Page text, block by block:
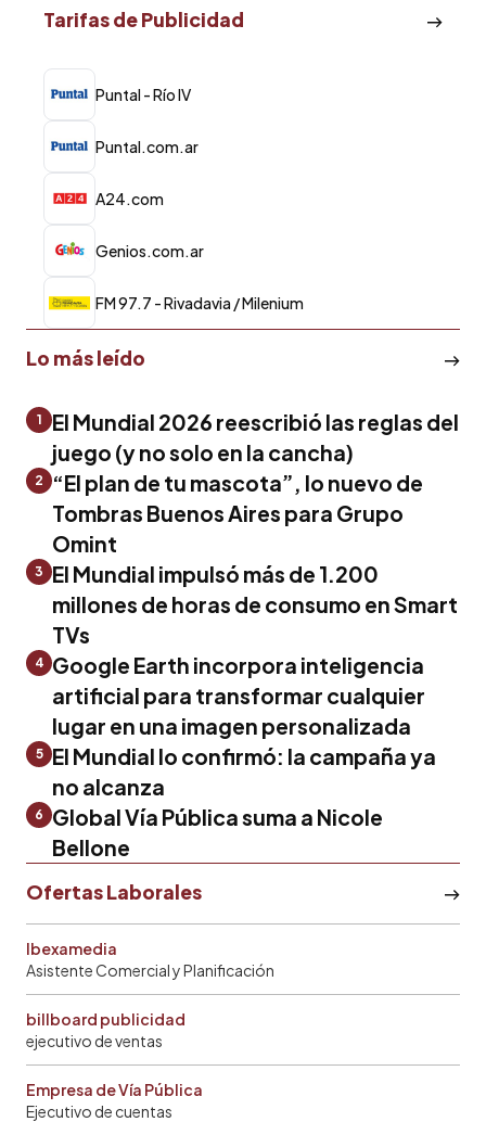
Tarifas de Publicidad
Puntal - Río IV
Puntal.com.ar
A24.com
Genios.com.ar
FM 97.7 - Rivadavia / Milenium
Lo más leído
1
El Mundial 2026 reescribió las reglas del
juego (y no solo en la cancha)
2
“El plan de tu mascota”, lo nuevo de
Tombras Buenos Aires para Grupo
Omint
3
El Mundial impulsó más de 1.200
millones de horas de consumo en Smart
TVs
4 Google Earth incorpora inteligencia
artificial para transformar cualquier
lugar en una imagen personalizada
5
El Mundial lo confirmó: la campaña ya
no alcanza
6
Global Vía Pública suma a Nicole
Bellone
Ofertas Laborales
Ibexamedia
Asistente Comercial y Planificación
billboard publicidad
ejecutivo de ventas
Empresa de Vía Pública
Ejecutivo de cuentas